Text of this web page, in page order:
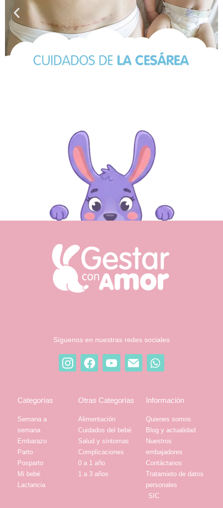
Síguenos en nuestras redes sociales
Categorías
Semana a
semana
Embarazo
Parto
Posparto
Mi bebé
Lactancia
Otras Categorías
Alimentación
Cuidados del bebé
Salud y síntomas
Complicaciones
0 a 1 año
1 a 3 años
Información
Quienes somos
Blog y actualidad
Nuestros
embajadores
Contáctanos
Tratamieto de datos
personales
SIC